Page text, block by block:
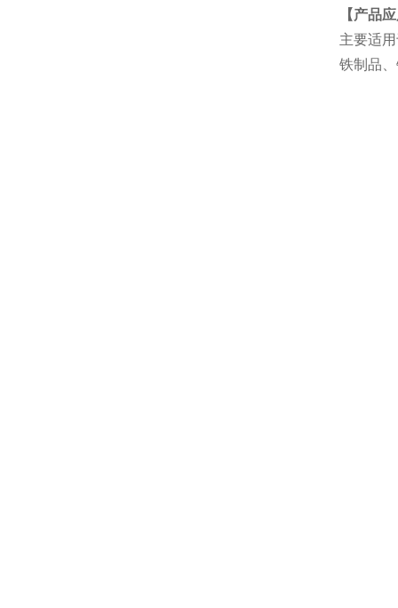
【产品
主要适
铁制品